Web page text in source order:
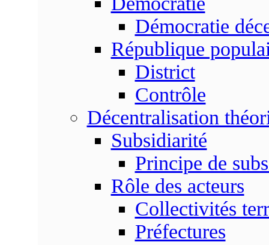
Démocratie
République
District
Contrôle
Décentralisation
Subsidiarité
Principe de
Rôle des acteurs
Collectivités
Préfectures